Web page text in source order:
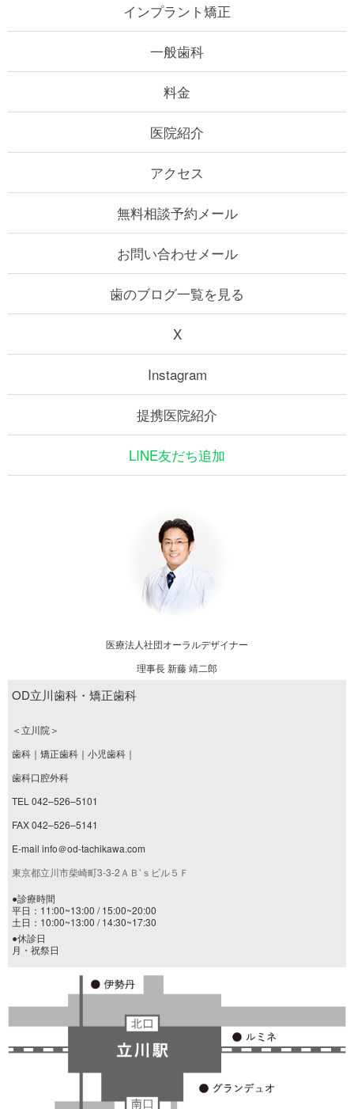
インプラント矯正
一般歯科
料金
医院紹介
アクセス
無料相談予約メール
お問い合わせメール
歯のブログ一覧を見る
X
Instagram
提携医院紹介
LINE友だち追加
医療法人社団オーラルデザイナー
理事長 新藤 靖二郎
OD立川歯科・矯正歯科
＜立川院＞
歯科｜矯正歯科｜小児歯科｜
歯科口腔外科
TEL 042–526–5101
FAX 042–526–5141
E-mail info＠od-tachikawa.com
東京都立川市柴崎町3-3-2ＡＢ’ｓビル５Ｆ
●診療時間
平日：11:00~13:00 / 15:00~20:00
土日：10:00~13:00 / 14:30~17:30
●休診日
月・祝祭日